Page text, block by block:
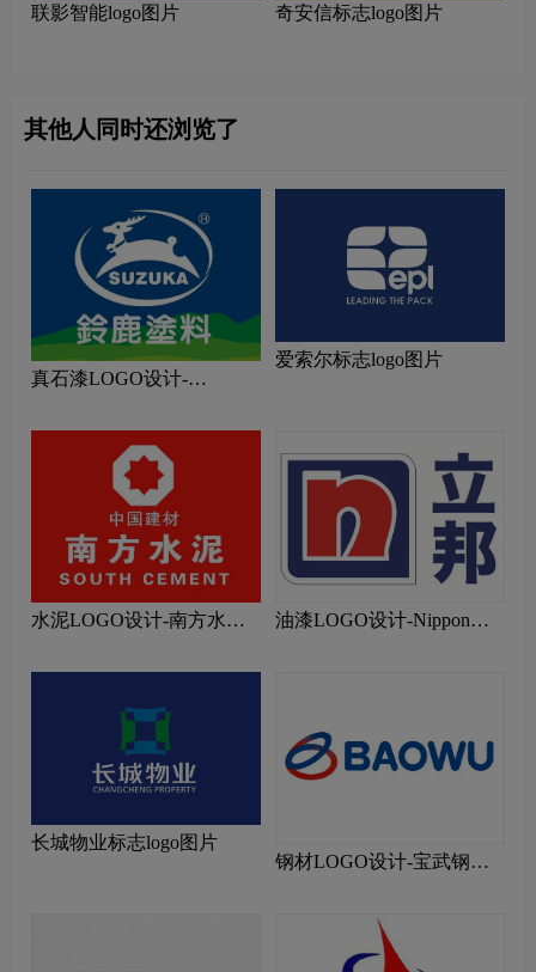
联影智能logo图片 奇安信标志logo图片
其他人同时还浏览了
真石漆LOGO设计-
爱索尔标志logo图片
水泥LOGO设计-南方水泥
油漆LOGO设计-Nippon立
长城物业标志logo图片
钢材LOGO设计-宝武钢铁